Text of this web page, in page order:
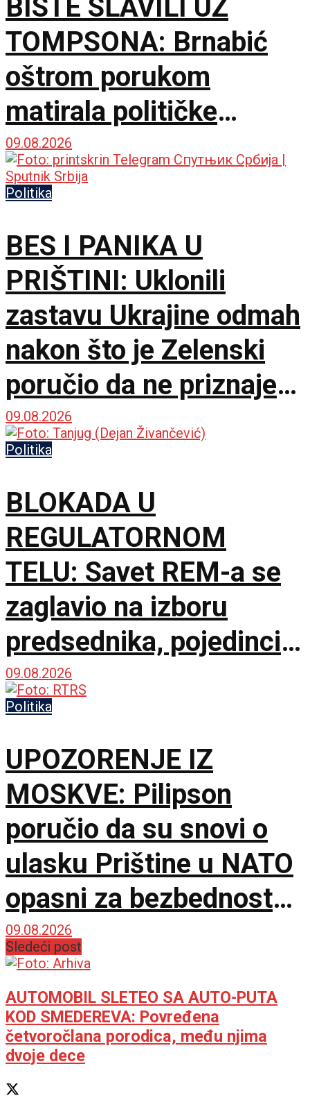
BISTE SLAVILI UZ
TOMPSONA: Brnabić
oštrom porukom
matirala političke
protivnike
09.08.2026
Politika
BES I PANIKA U
PRIŠTINI: Uklonili
zastavu Ukrajine odmah
nakon što je Zelenski
poručio da ne priznaje
Prištinu
09.08.2026
Politika
BLOKADA U
REGULATORNOM
TELU: Savet REM-a se
zaglavio na izboru
predsednika, pojedinci
bi da preuzmu kontrolu
09.08.2026
Politika
UPOZORENJE IZ
MOSKVE: Pilipson
poručio da su snovi o
ulasku Prištine u NATO
opasni za bezbednost
Balkana
09.08.2026
Sledeći post
AUTOMOBIL SLETEO SA AUTO-PUTA
KOD SMEDEREVA: Povređena
četvoročlana porodica, među njima
dvoje dece